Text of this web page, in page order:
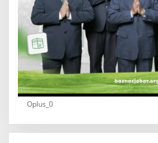
Oplus_0